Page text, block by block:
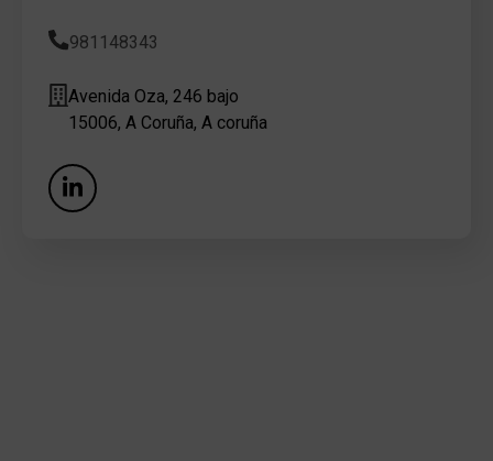
981148343
Avenida Oza, 246 bajo
15006, A Coruña, A coruña